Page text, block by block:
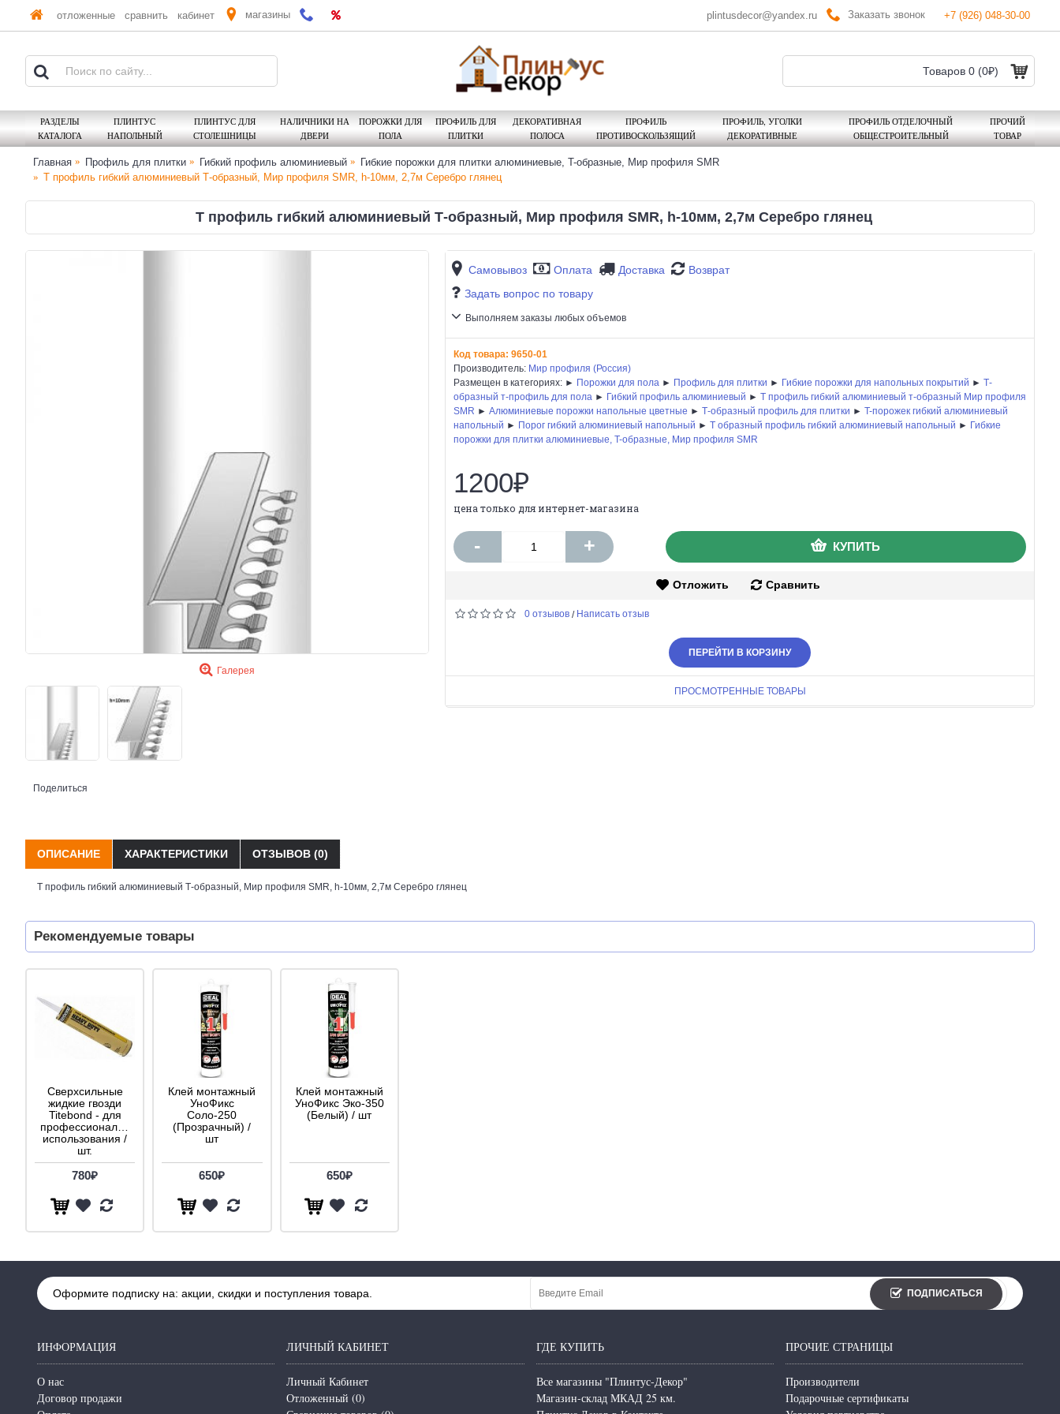
отложенные сравнить кабинет магазины plintusdecor@yandex.ru Заказать звонок +7 (926) 048-30-00
Товаров 0 (0₽)
РАЗДЕЛЫ
КАТАЛОГА
ПЛИНТУС
НАПОЛЬНЫЙ
ПЛИНТУС ДЛЯ
СТОЛЕШНИЦЫ
НАЛИЧНИКИ НА
ДВЕРИ
ПОРОЖКИ ДЛЯ
ПОЛА
ПРОФИЛЬ ДЛЯ
ПЛИТКИ
ДЕКОРАТИВНАЯ
ПОЛОСА
ПРОФИЛЬ
ПРОТИВОСКОЛЬЗЯЩИЙ
ПРОФИЛЬ, УГОЛКИ
ДЕКОРАТИВНЫЕ
ПРОФИЛЬ ОТДЕЛОЧНЫЙ
ОБЩЕСТРОИТЕЛЬНЫЙ
ПРОЧИЙ
ТОВАР
Главная Профиль для плитки Гибкий профиль алюминиевый
Гибкие порожки для плитки алюминиевые, T-образные, Мир профиля SMR
Т профиль гибкий алюминиевый Т-образный, Мир профиля SMR, h-10мм, 2,7м Серебро глянец
Т профиль гибкий алюминиевый Т-образный, Мир профиля SMR, h-10мм, 2,7м Серебро глянец
Галерея
Поделиться
Самовывоз Оплата Доставка
Возврат
Задать вопрос по товару
Выполняем заказы любых объемов
Код товара: 9650-01
Производитель: Мир профиля (Россия)
Размещен в категориях: ► Порожки для пола ► Профиль для плитки ► Гибкие порожки для напольных покрытий ► Т-
образный т-профиль для пола ► Гибкий профиль алюминиевый ► Т профиль гибкий алюминиевый т-образный Мир профиля
SMR ► Алюминиевые порожки напольные цветные ► Т-образный профиль для плитки ► T-порожек гибкий алюминиевый
напольный ► Порог гибкий алюминиевый напольный ► Т образный профиль гибкий алюминиевый напольный ► Гибкие
порожки для плитки алюминиевые, T-образные, Мир профиля SMR
1200₽
цена только для интернет-магазина
- + КУПИТЬ
Отложить Сравнить
0 отзывов / Написать отзыв
ПЕРЕЙТИ В КОРЗИНУ
ПРОСМОТРЕННЫЕ ТОВАРЫ
ОПИСАНИЕ ХАРАКТЕРИСТИКИ ОТЗЫВОВ (0)
Т профиль гибкий алюминиевый Т-образный, Мир профиля SMR, h-10мм, 2,7м Серебро глянец
Рекомендуемые товары
Сверхсильные
жидкие гвозди
Titebond - для
профессионального
использования /
шт.
780₽
Клей монтажный
УноФикс
Соло-250
(Прозрачный) /
шт
650₽
Клей монтажный
УноФикс Эко-350
(Белый) / шт
650₽
Оформите подписку на: акции, скидки и поступления товара. ПОДПИСАТЬСЯ
ИНФОРМАЦИЯ
О нас
Договор продажи
ЛИЧНЫЙ КАБИНЕТ
Личный Кабинет
Отложенный (0)
ГДЕ КУПИТЬ
Все магазины "Плинтус-Декор"
Магазин-склад МКАД 25 км.
ПРОЧИЕ СТРАНИЦЫ
Производители
Подарочные сертификаты